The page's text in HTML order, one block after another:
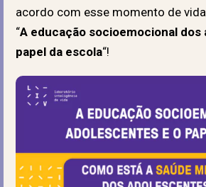
acordo com esse momento de
“A educação socioemocional dos
papel da escola“!